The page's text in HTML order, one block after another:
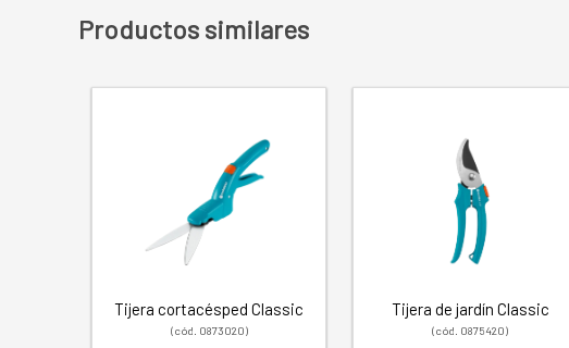
Productos similares
Tijera cortacésped Classic
(cód. 0873020)
Tijera de jardín Classic
(cód. 0875420)